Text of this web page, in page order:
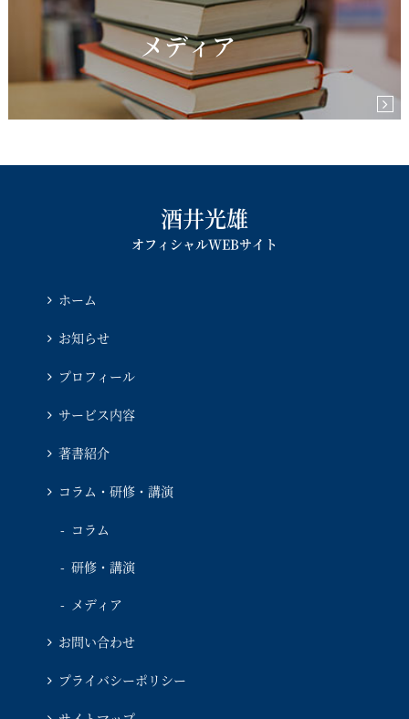
メディア
酒井光雄
オフィシャルWEBサイト
ホーム
お知らせ
プロフィール
サービス内容
著書紹介
コラム・研修・講演
コラム
研修・講演
メディア
お問い合わせ
プライバシーポリシー